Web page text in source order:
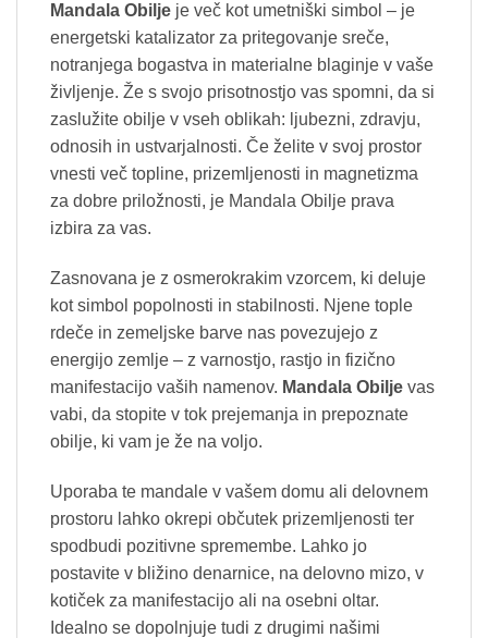
Mandala Obilje je več kot umetniški simbol – je
energetski katalizator za pritegovanje sreče,
notranjega bogastva in materialne blaginje v vaše
življenje. Že s svojo prisotnostjo vas spomni, da si
zaslužite obilje v vseh oblikah: ljubezni, zdravju,
odnosih in ustvarjalnosti. Če želite v svoj prostor
vnesti več topline, prizemljenosti in magnetizma
za dobre priložnosti, je Mandala Obilje prava
izbira za vas.
Zasnovana je z osmerokrakim vzorcem, ki deluje
kot simbol popolnosti in stabilnosti. Njene tople
rdeče in zemeljske barve nas povezujejo z
energijo zemlje – z varnostjo, rastjo in fizično
manifestacijo vaših namenov. Mandala Obilje vas
vabi, da stopite v tok prejemanja in prepoznate
obilje, ki vam je že na voljo.
Uporaba te mandale v vašem domu ali delovnem
prostoru lahko okrepi občutek prizemljenosti ter
spodbudi pozitivne spremembe. Lahko jo
postavite v bližino denarnice, na delovno mizo, v
kotiček za manifestacijo ali na osebni oltar.
Idealno se dopolnjuje tudi z drugimi našimi